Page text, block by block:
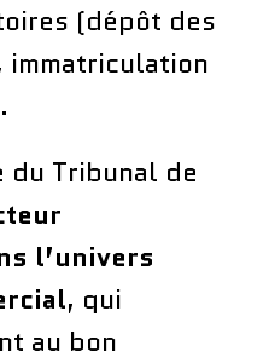
(dépôt des
immatriculation
du Tribunal de
l’univers
, qui
au bon